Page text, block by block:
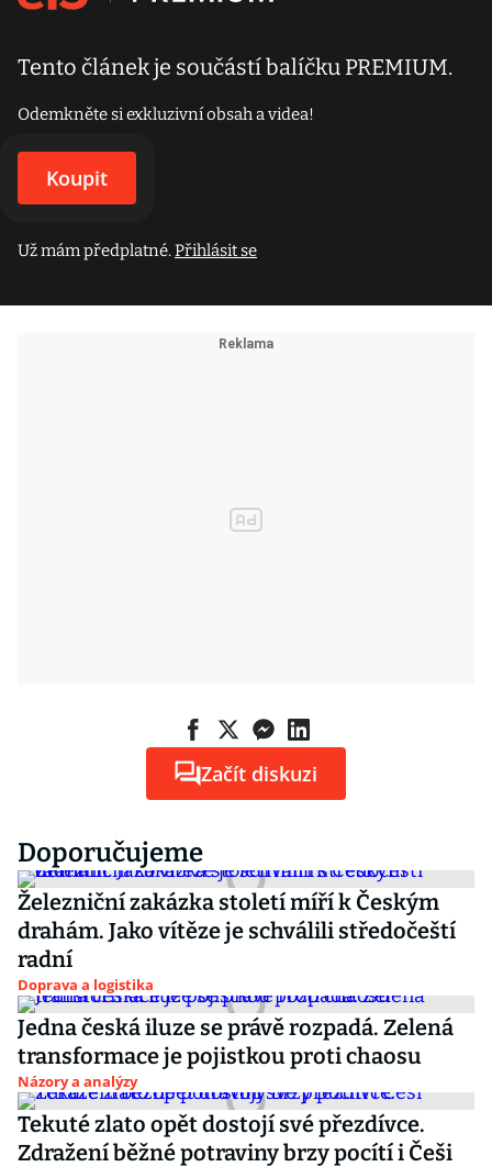
Tento článek je součástí balíčku PREMIUM.
Odemkněte si exkluzivní obsah a videa!
Koupit
Už mám předplatné.Přihlásit se
Začít diskuzi
Doporučujeme
Železniční zakázka století míří k Českým
drahám. Jako vítěze je schválili středočeští
radní
Doprava a logistika
Jedna česká iluze se právě rozpadá. Zelená
transformace je pojistkou proti chaosu
Názory a analýzy
Tekuté zlato opět dostojí své přezdívce.
Zdražení běžné potraviny brzy pocítí i Češi